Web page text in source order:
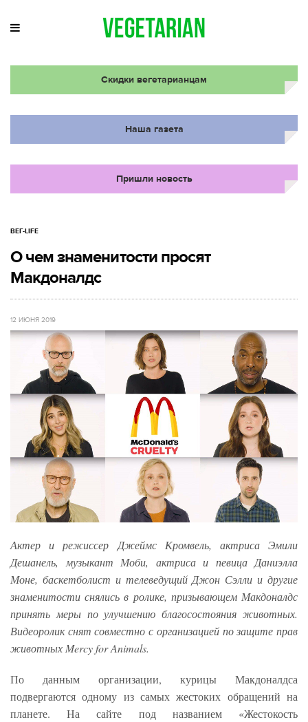
Скидки вегетарианцам
Наша газета
Пришли новость
ВЕГ-LIFE
О чем знаменитости просят
Макдоналдс
12 ИЮНЯ 2019
Актер и режиссер Джеймс Кромвель, актриса Эмили
Дешанель, музыкант Моби, актриса и певица Даниэлла
Моне, баскетболист и телеведущий Джон Сэлли и другие
знаменитости снялись в ролике, призывающем Макдоналдс
принять меры по улучшению благосостояния животных.
Видеоролик снят совместно с организацией по защите прав
животных Mercy for Animals.
По данным организации, курицы Макдоналдса
подвергаются одному из самых жестоких обращений на
планете. На сайте под названием «Жестокость